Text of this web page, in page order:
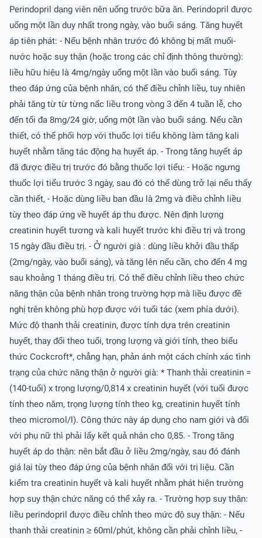
Perindopril dạng viên nên uống trước bữa ăn. Perindopril được
uống một lần duy nhất trong ngày, vào buổi sáng. Tăng huyết
áp tiên phát: - Nếu bệnh nhân trước đó không bị mất muối-
nước hoặc suy thận (hoặc trong các chỉ định thông thường):
liều hữu hiệu là 4mg/ngày uống một lần vào buổi sáng. Tùy
theo đáp ứng của bệnh nhân, có thể điều chỉnh liều, tuy nhiên
phải tăng từ từ từng nấc liều trong vòng 3 đến 4 tuần lễ, cho
đến tối đa 8mg/24 giờ, uống một lần vào buổi sáng. Nếu cần
thiết, có thể phối hợp với thuốc lợi tiểu không làm tăng kali
huyết nhằm tăng tác động hạ huyết áp. - Trong tăng huyết áp
đã được điều trị trước đó bằng thuốc lợi tiểu: - Hoặc ngưng
thuốc lợi tiểu trước 3 ngày, sau đó có thể dùng trở lại nếu thấy
cần thiết, - Hoặc dùng liều ban đầu là 2mg và điều chỉnh liều
tùy theo đáp ứng về huyết áp thu được. Nên định lượng
creatinin huyết tương và kali huyết trước khi điều trị và trong
15 ngày đầu điều trị. - Ở người già : dùng liều khởi đầu thấp
(2mg/ngày, vào buổi sáng), và tăng lên nếu cần, cho đến 4 mg
sau khoảng 1 tháng điều trị. Có thể điều chỉnh liều theo chức
năng thận của bệnh nhân trong trường hợp mà liều được đề
nghị trên không phù hợp được với tuổi tác (xem phía dưới).
Mức độ thanh thải creatinin, được tính dựa trên creatinin
huyết, thay đổi theo tuổi, trọng lượng và giới tính, theo biểu
thức Cockcroft*, chẳng hạn, phản ánh một cách chính xác tình
trạng của chức năng thận ở người già: * Thanh thải creatinin =
(140-tuổi) x trọng lượng/0,814 x creatinin huyết (với tuổi được
tính theo năm, trọng lượng tính theo kg, creatinin huyết tính
theo micromol/l). Công thức này áp dụng cho nam giới và đối
với phụ nữ thì phải lấy kết quả nhân cho 0,85. - Trong tăng
huyết áp do thận: nên bắt đầu ở liều 2mg/ngày, sau đó đánh
giá lại tùy theo đáp ứng của bệnh nhân đối với trị liệu. Cần
kiểm tra creatinin huyết và kali huyết nhằm phát hiện trường
hợp suy thận chức năng có thể xảy ra. - Trường hợp suy thận:
liều perindopril được điều chỉnh theo mức độ suy thận: - Nếu
thanh thải creatinin ≥ 60ml/phút, không cần phải chỉnh liều, -